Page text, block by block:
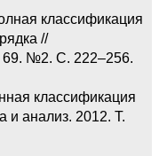
классификация
//
69. №2. С. 222–256.
классификация
и анализ. 2012. Т.